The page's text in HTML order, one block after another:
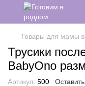
Товары для мамы
Трусики
BabyOno
Артикул: 500